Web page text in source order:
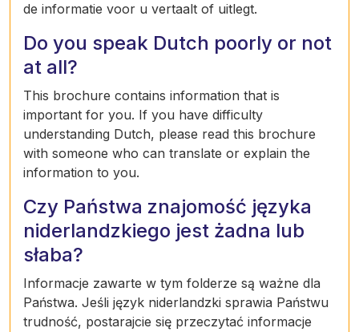
de informatie voor u vertaalt of uitlegt.
Do you speak Dutch poorly or not
at all?
This brochure contains information that is
important for you. If you have difficulty
understanding Dutch, please read this brochure
with someone who can translate or explain the
information to you.
Czy Państwa znajomość języka
niderlandzkiego jest żadna lub
słaba?
Informacje zawarte w tym folderze są ważne dla
Państwa. Jeśli język niderlandzki sprawia Państwu
trudność, postarajcie się przeczytać informacje